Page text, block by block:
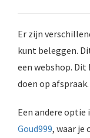
Er zijn
kunt beleggen.
een webshop.
doen op afspraak.
Een andere
Goud999, waar je